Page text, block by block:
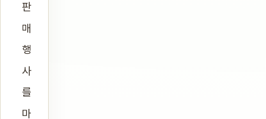
판
매
행
사
를
마